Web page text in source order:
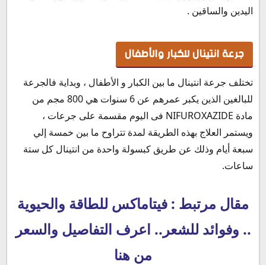
اليدين والساقين .
جرعة انتينال للكبار والأطفال
تختلف جرعة انتينال ما بين الكبار و الأطفال ، وبداية فالجرعة
للبالغين الذين يكبر عمرهم عن 6 سنوات هي 800 مجم من
مادة NIFUROXAZIDE فى اليوم مقسمة على جرعات ،
ويستمر العلاج بهذه الطريقة لمدة تتراوح ما بين خمسة إلي
سبعة أيام وذلك عن طريق كبسولة واحدة من انتينال كل ستة
ساعات.
مقال مرتبط : فيتاماكس للطاقة والحيوية
.. وفوائد للشعر.. اعرف التفاصيل والسعر
من هنا